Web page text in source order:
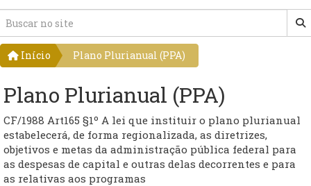
Início Plano Plurianual (PPA)
Plano Plurianual (PPA)
CF/1988 Art165 §1º A lei que instituir o plano plurianual
estabelecerá, de forma regionalizada, as diretrizes,
objetivos e metas da administração pública federal para
as despesas de capital e outras delas decorrentes e para
as relativas aos programas